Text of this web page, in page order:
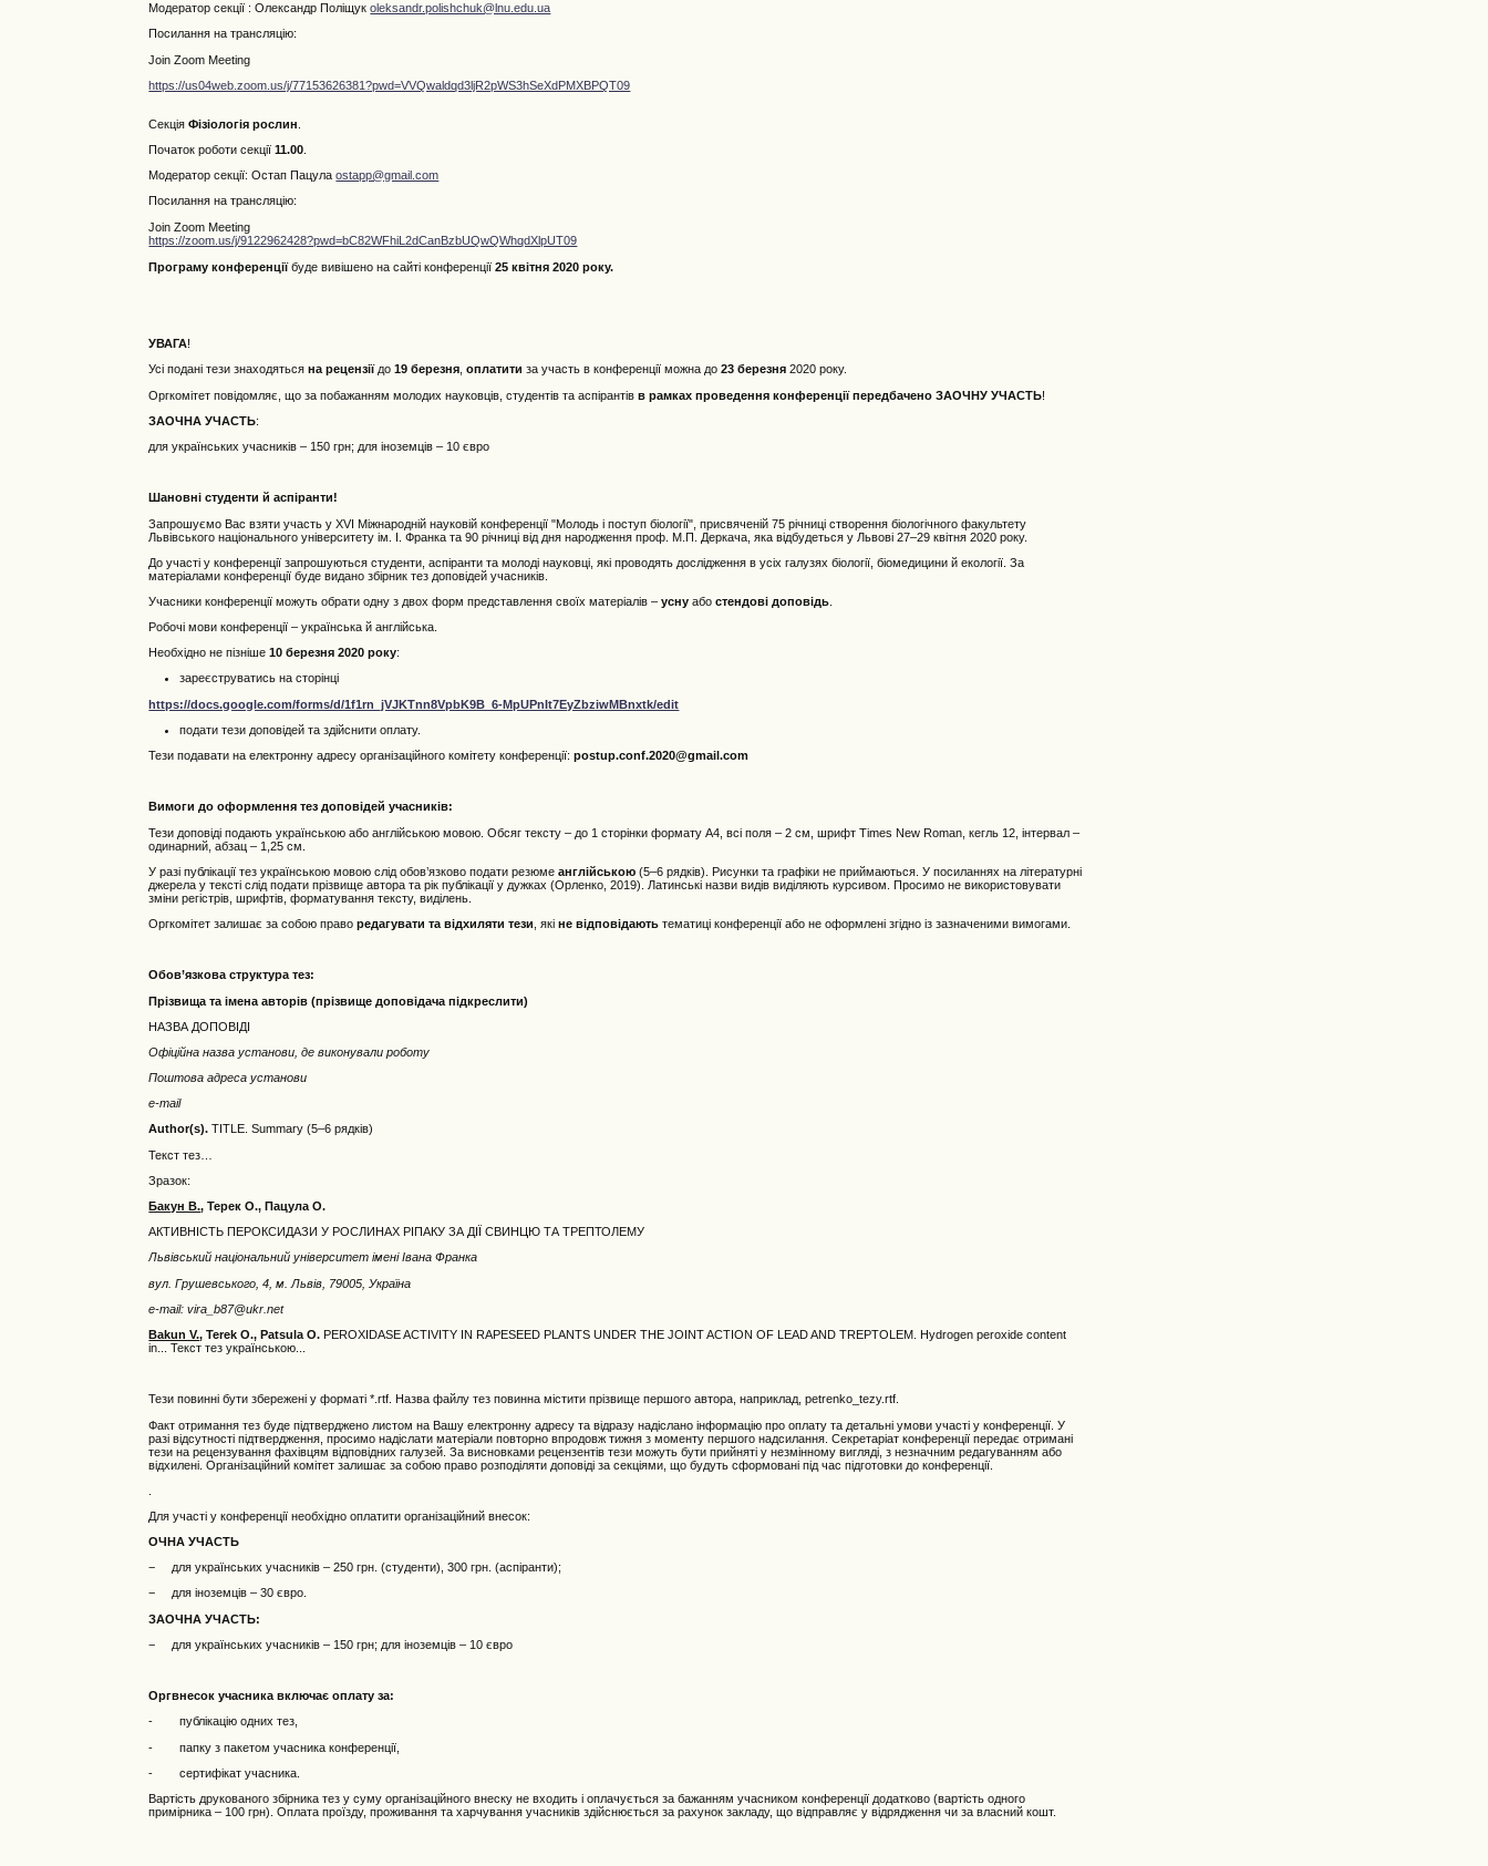
Модератор секції : Олександр Поліщукoleksandr.polishchuk@lnu.edu.ua
Посилання на трансляцію:
Join Zoom Meeting
https://us04web.zoom.us/j/77153626381?pwd=VVQwaldqd3ljR2pWS3hSeXdPMXBPQT09
СекціяФізіологія рослин
Початок роботи секції11.00
Модератор секції: Остап Пацулаostapp@gmail.com
Посилання на трансляцію:
Join Zoom Meeting
https://zoom.us/j/9122962428?pwd=bC82WFhiL2dCanBzbUQwQWhqdXlpUT09
Програму конференціїбуде вивішено на сайті конференції25 квітня 2020 року.
УВАГА!
Усі подані тези знаходятьсяна рецензіїдо19 березня,оплатитиза участь в конференції можна до23 березня 2020 року.
Оргкомітет повідомляє, що за побажанням молодих науковців, студентів та аспірантівв рамках проведення конференції передбачено ЗАОЧНУ УЧАСТЬ!
ЗАОЧНА УЧАСТЬ:
для українських учасників – 150 грн; для іноземців – 10 євро
Шановні студенти й аспіранти!
Запрошуємо Вас взяти участь у XVІ Міжнародній науковій конференції "Молодь і поступ біології", присвяченій 75 річниці створення біологічного факультету
Львівського національного університету ім. І. Франка та 90 річниці від дня народження проф. М.П. Деркача, яка відбудеться у Львові 27–29 квітня 2020 року.
До участі у конференції запрошуються студенти, аспіранти та молоді науковці, які проводять дослідження в усіх галузях біології, біомедицини й екології. За
матеріалами конференції буде видано збірник тез доповідей учасників.
Учасники конференції можуть обрати одну з двох форм представлення своїх матеріалів –усну абостендові доповідь
Робочі мови конференції – українська й англійська.
Необхідно не пізніше10 березня 2020 року:
зареєструватись на сторінці
https://docs.google.com/forms/d/1f1rn_jVJKTnn8VpbK9B_6-MpUPnIt7EyZbziwMBnxtk/edit
подати тези доповідей та здійснити оплату.
Тези подавати на електронну адресу організаційного комітету конференції:postup.conf.2020@gmail.com
Вимоги до оформлення тез доповідей учасників:
Тези доповіді подають українською або англійською мовою. Обсяг тексту – до 1 сторінки формату А4, всі поля – 2 см, шрифт Times New Roman, кегль 12, інтервал –
одинарний, абзац – 1,25 см.
У разі публікації тез українською мовою слід обов’язково подати резюмеанглійською (5–6 рядків). Рисунки та графіки не приймаються. У посиланнях на літературні
джерела у тексті слід подати прізвище автора та рік публікації у дужках (Орленко, 2019). Латинські назви видів виділяють курсивом. Просимо не використовувати
зміни регістрів, шрифтів, форматування тексту, виділень.
Оргкомітет залишає за собою праворедагувати та відхиляти тези , якіне відповідають тематиці конференції або не оформлені згідно із зазначеними вимогами.
Обов’язкова структура тез:
Прізвища та імена авторів (прізвище доповідача підкреслити)
НАЗВА ДОПОВІДІ
Офіційна назва установи, де виконували роботу
Поштова адреса установи
e-mail
Author(s). TITLE. Summary (5–6 рядків)
Текст тез…
Зразок:
Бакун В., Терек О., Пацула О.
АКТИВНІСТЬ ПЕРОКСИДАЗИ У РОСЛИНАХ РІПАКУ ЗА ДІЇ СВИНЦЮ ТА ТРЕПТОЛЕМУ
Львівський національний університет іменіІвана Франка
вул. Грушевського, 4, м. Львів, 79005, Україна
e-mail:vira_b87@ukr.net
Bakun V., Terek O., Patsula O. PEROXIDASE ACTIVITY IN RAPESEED PLANTS UNDER THE JOINT ACTION OF LEAD AND TREPTOLEM. Hydrogen peroxide content
in... Текст тез українською...
Тези повинні бути збережені у форматі *.rtf. Назва файлу тез повинна містити прізвище першого автора, наприклад, petrenko_tezy.rtf.
Факт отримання тез буде підтверджено листом на Вашу електронну адресу та відразу надіслано інформацію про оплату та детальні умови участі у конференції. У
разі відсутності підтвердження, просимо надіслати матеріали повторно впродовж тижня з моменту першого надсилання. Секретаріат конференції передає отримані
тези на рецензування фахівцям відповідних галузей. За висновками рецензентів тези можуть бути прийняті у незмінному вигляді, з незначним редагуванням або
відхилені. Організаційний комітет залишає за собою право розподіляти доповіді за секціями, що будуть сформовані під час підготовки до конференції.
Для участі у конференції необхідно оплатити організаційний внесок:
ОЧНА УЧАСТЬ
− для українських учасників – 250 грн. (студенти), 300 грн. (аспіранти);
− для іноземців – 30 євро.
ЗАОЧНА УЧАСТЬ:
− для українських учасників – 150 грн; для іноземців – 10 євро
Оргвнесок учасника включає оплату за:
- публікацію одних тез,
- папку з пакетом учасника конференції,
- сертифікат учасника.
Вартість друкованого збірника тез у суму організаційного внеску не входить і оплачується за бажанням учасником конференції додатково (вартість одного
примірника – 100 грн). Оплата проїзду, проживання та харчування учасників здійснюється за рахунок закладу, що відправляє у відрядження чи за власний кошт.